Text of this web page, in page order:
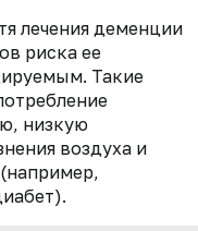
лечения деменции
риска ее
Такие
низкую
воздуха и